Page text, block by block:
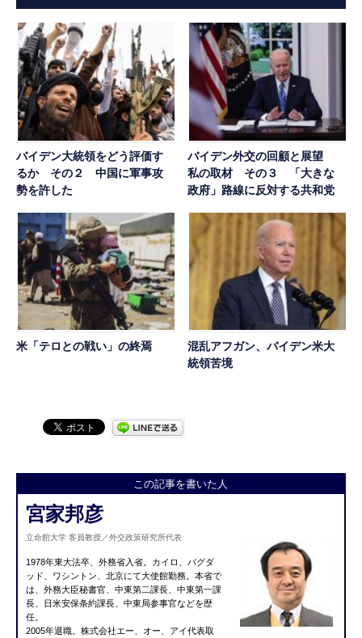
バイデン大統領をどう評価す
るか その２ 中国に軍事攻
勢を許した
バイデン外交の回顧と展望
私の取材 その３ 「大きな
政府」路線に反対する共和党
米「テロとの戦い」の終焉
混乱アフガン、バイデン米大
統領苦境
この記事を書いた人
宮家邦彦
立命館大学 客員教授／外交政策研究所代表
1978年東大法卒、外務省入省。カイロ、バグダ
ッド、ワシントン、北京にて大使館勤務。本省で
は、外務大臣秘書官、中東第二課長、中東第一課
長、日米安保条約課長、中東局参事官などを歴
任。
2005年退職。株式会社エー、オー、アイ代表取